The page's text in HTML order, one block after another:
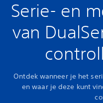
Serie- en
van
Ontdek wanneer je het
en waar je deze kunt